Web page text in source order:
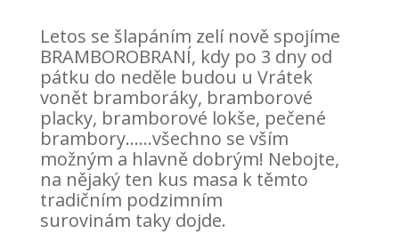
Letos se šlapáním zelí nově spojíme
BRAMBOROBRANÍ, kdy po 3 dny od
pátku do neděle budou u Vrátek
vonět bramboráky, bramborové
placky, bramborové lokše, pečené
brambory……všechno se vším
možným a hlavně dobrým! Nebojte,
na nějaký ten kus masa k těmto
tradičním podzimním
surovinám taky dojde.